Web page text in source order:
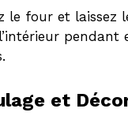
le four et laissez
pendant
et